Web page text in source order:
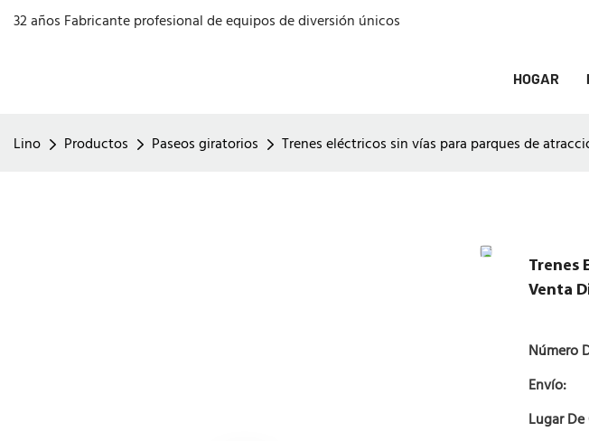
32 años Fabricante profesional de equipos de diversión únicos
HOGAR
Lino Productos Paseos giratorios Trenes eléctricos sin vías para parques de
Trenes
Venta
Número
Envío:
Lugar